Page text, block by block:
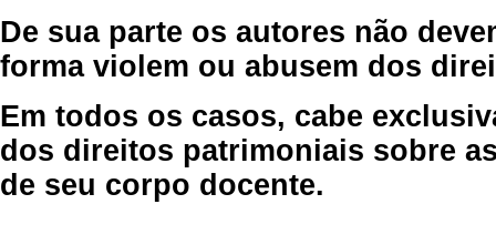
De sua parte os autores não
forma violem ou abusem dos
Em todos os casos, cabe
dos direitos patrimoniais sobre
de seu corpo docente.